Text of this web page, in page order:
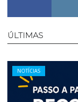
ÚLTIMAS
Categories
NOTÍCIAS